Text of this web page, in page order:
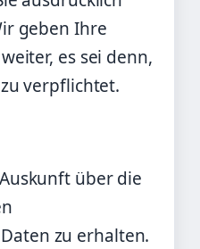
geben Ihre
es sei denn,
verpflichtet.
über die
zu erhalten.